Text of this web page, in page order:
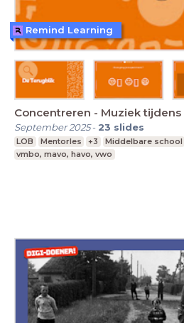
Concentreren - Muziek
September 2025- 23 slides
LOB Mentorles +3 Middelbare school
vmbo, mavo, havo, vwo
Remind Learning